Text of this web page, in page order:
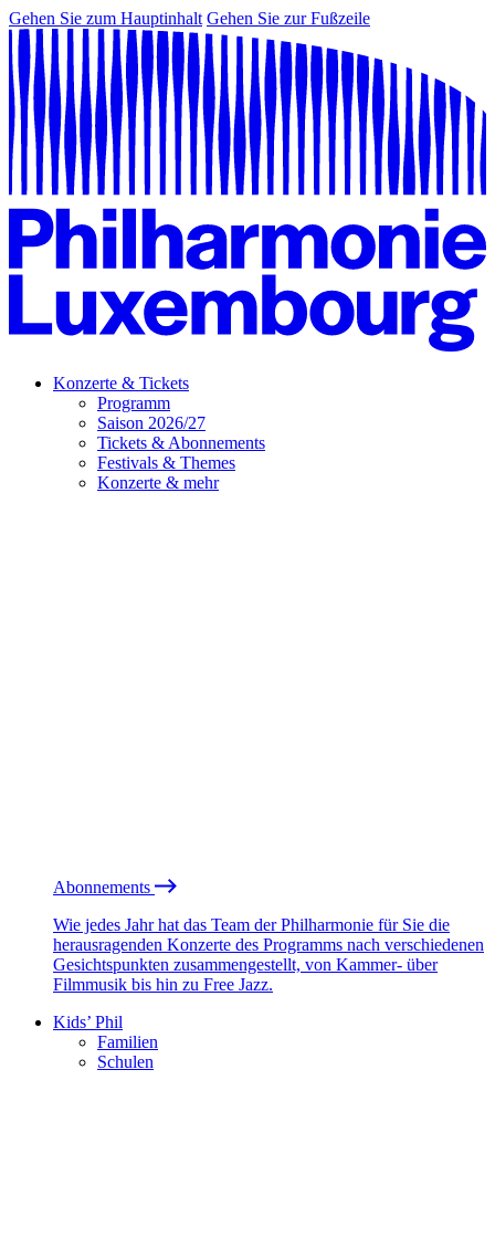
Gehen Sie zum Hauptinhalt Gehen Sie zur Fußzeile
Konzerte & Tickets
Programm
Saison 2026/27
Tickets & Abonnements
Festivals & Themes
Konzerte & mehr
Abonnements
Wie jedes Jahr hat das Team der Philharmonie für Sie die
herausragenden Konzerte des Programms nach verschiedenen
Gesichtspunkten zusammengestellt, von Kammer- über
Filmmusik bis hin zu Free Jazz.
Kids’ Phil
Familien
Schulen